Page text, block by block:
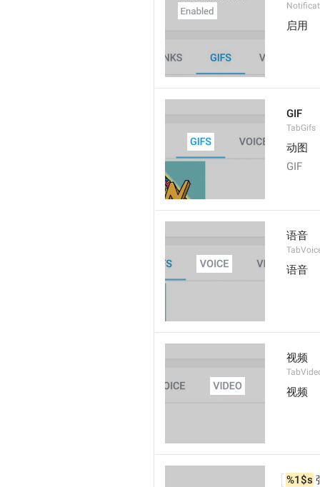
启用
GIF
TabGifs
动图
GIF
语音
语音
视频
视频
%1$s